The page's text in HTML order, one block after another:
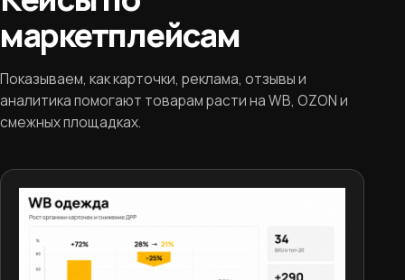
маркетплейсам
Показываем, как карточки, реклама, отзывы и
аналитика помогают товарам расти на WB, OZON и
смежных площадках.